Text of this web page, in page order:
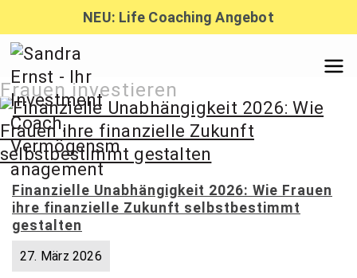
Inhalt
springen
NEU: Life Coaching Angebot
Sandra
Ernst –
Finanzber
Frauen investieren
Finanzielle Unabhängigkeit 2026: Wie Frauen
ihre finanzielle Zukunft selbstbestimmt
gestalten
27. März 2026